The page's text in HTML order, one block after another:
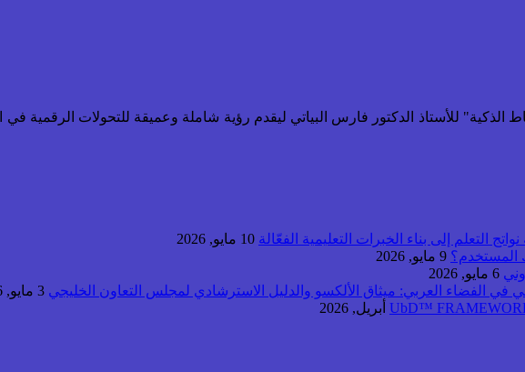
الذكية" للأستاذ الدكتور فارس البياتي ليقدم رؤية شاملة وعميقة للتحولات الرقمية
التعلم إلى بناء الخبرات التعليمية الفعّالة 10 مايو, 2026
المستخدم؟ 9 مايو, 2026
6 مايو, 2026
في الفضاء العربي: ميثاق الألكسو والدليل الاسترشادي لمجلس التعاون الخليجي 3 مايو, 2026